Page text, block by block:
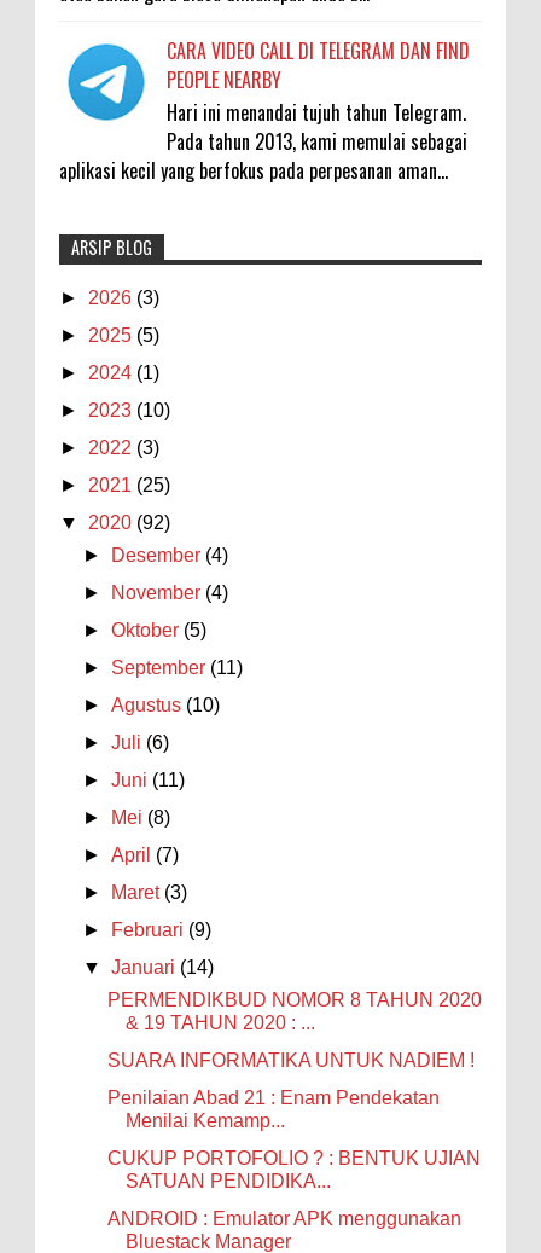
CARA VIDEO CALL DI TELEGRAM DAN FIND
PEOPLE NEARBY
Hari ini menandai tujuh tahun Telegram.
Pada tahun 2013, kami memulai sebagai
aplikasi kecil yang berfokus pada perpesanan aman...
Memuat...
Memuat...
ARSIP BLOG
► 2026 (3)
► 2025 (5)
► 2024 (1)
► 2023 (10)
► 2022 (3)
► 2021 (25)
▼ 2020 (92)
►
Desember (4)
►
November (4)
►Oktober (5)
► September (11)
►Agustus (10)
►Juli (6)
►Juni (11)
►
Mei (8)
►April (7)
►
Maret (3)
►
Februari (9)
▼Januari (14)
PERMENDIKBUD NOMOR 8 TAHUN 2020
& 19 TAHUN 2020 : ...
SUARA INFORMATIKA UNTUK NADIEM !
Penilaian Abad 21 : Enam Pendekatan
Menilai Kemamp...
CUKUP PORTOFOLIO ? : BENTUK UJIAN
SATUAN PENDIDIKA...
ANDROID : Emulator APK menggunakan
Bluestack Manager